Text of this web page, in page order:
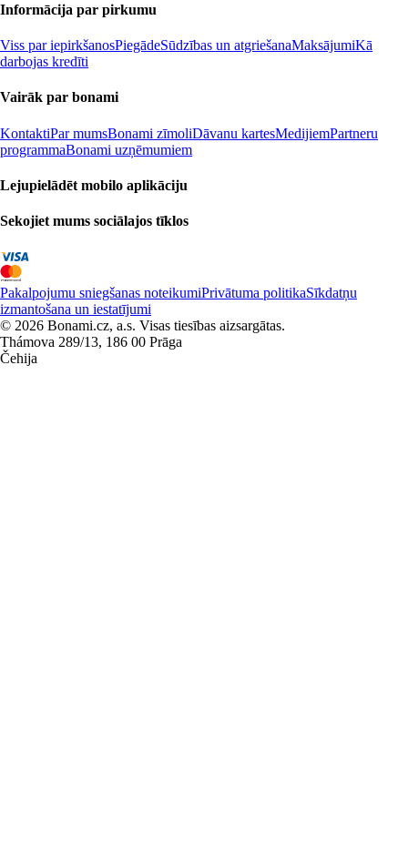
Informācija par pirkumu
Viss par iepirkšanosPiegādeSūdzības un atgriešanaMaksājumiKā
darbojas kredīti
Vairāk par bonami
KontaktiPar mumsBonami zīmoliDāvanu kartesMedijiemPartneru
programmaBonami uzņēmumiem
Lejupielādēt mobilo aplikāciju
Sekojiet mums sociālajos tīklos
Pakalpojumu sniegšanas noteikumiPrivātuma politikaSīkdatņu
izmantošana un iestatījumi
© 2026 Bonami.cz, a.s. Visas tiesības aizsargātas.
Thámova 289/13, 186 00 Prāga
Čehija